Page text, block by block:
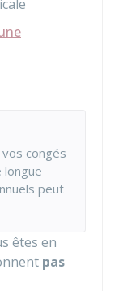
congés
longue
peut
êtes en
pas